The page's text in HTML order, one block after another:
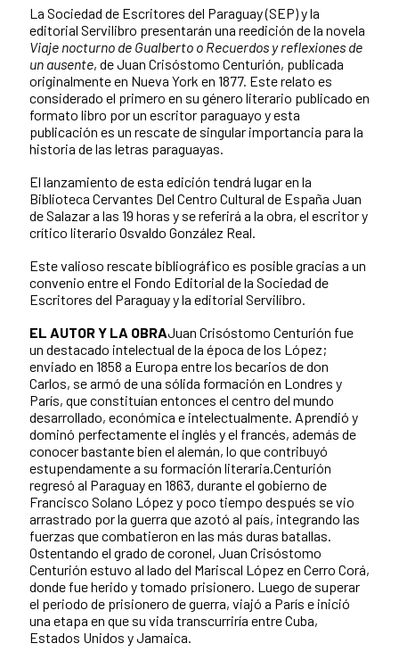
La Sociedad de Escritores del Paraguay (SEP) y la
editorial Servilibro presentarán una reedición de la novela
Viaje nocturno de Gualberto o Recuerdos y reflexiones de
un ausente, de Juan Crisóstomo Centurión, publicada
originalmente en Nueva York en 1877. Este relato es
considerado el primero en su género literario publicado en
formato libro por un escritor paraguayo y esta
publicación es un rescate de singular importancia para la
historia de las letras paraguayas.
El lanzamiento de esta edición tendrá lugar en la
Biblioteca Cervantes Del Centro Cultural de España Juan
de Salazar a las 19 horas y se referirá a la obra, el escritor y
crítico literario Osvaldo González Real.
Este valioso rescate bibliográfico es posible gracias a un
convenio entre el Fondo Editorial de la Sociedad de
Escritores del Paraguay y la editorial Servilibro.
EL AUTOR Y LA OBRAJuan Crisóstomo Centurión fue
un destacado intelectual de la época de los López;
enviado en 1858 a Europa entre los becarios de don
Carlos, se armó de una sólida formación en Londres y
París, que constituían entonces el centro del mundo
desarrollado, económica e intelectualmente. Aprendió y
dominó perfectamente el inglés y el francés, además de
conocer bastante bien el alemán, lo que contribuyó
estupendamente a su formación literaria.Centurión
regresó al Paraguay en 1863, durante el gobierno de
Francisco Solano López y poco tiempo después se vio
arrastrado por la guerra que azotó al país, integrando las
fuerzas que combatieron en las más duras batallas.
Ostentando el grado de coronel, Juan Crisóstomo
Centurión estuvo al lado del Mariscal López en Cerro Corá,
donde fue herido y tomado prisionero. Luego de superar
el periodo de prisionero de guerra, viajó a París e inició
una etapa en que su vida transcurriría entre Cuba,
Estados Unidos y Jamaica.